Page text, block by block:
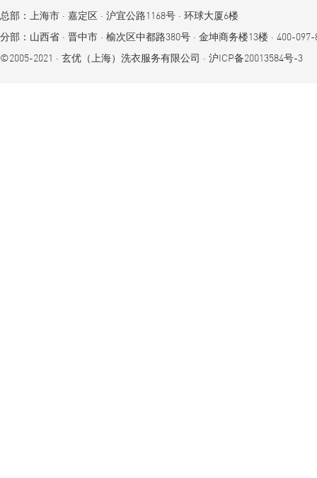
总部：上海市 ⋅ 嘉定区 ⋅ 沪宜公路1168号 ⋅ 环球大厦6楼
分部：山西省 ⋅ 晋中市 ⋅ 榆次区中都路380号 ⋅ 金坤商务楼13楼 ⋅ 400-097-
©2005-2021 ⋅ 玄优（上海）洗衣服务有限公司 ⋅ 沪ICP备20013584号-3